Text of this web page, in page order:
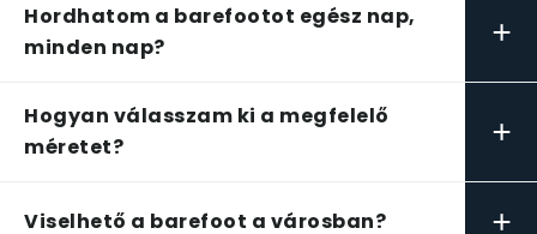
Hordhatom a barefootot egész nap,
minden nap?
+
Hogyan válasszam ki a megfelelő
méretet?
+
Viselhető a barefoot a városban? +